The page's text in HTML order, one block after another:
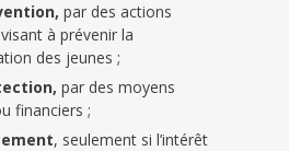
par des actions
à prévenir la
des jeunes ;
par des moyens
financiers ;
, seulement si l’intérêt